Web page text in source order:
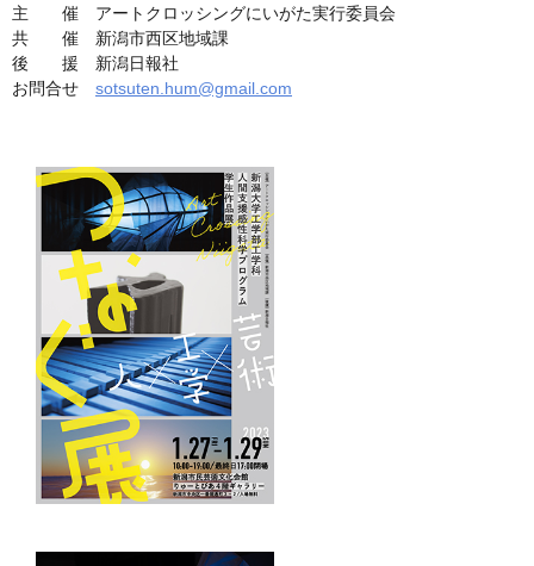
主 催 アートクロッシングにいがた実行委員会
共 催 新潟市西区地域課
後 援 新潟日報社
お問合せ sotsuten.hum@gmail.com